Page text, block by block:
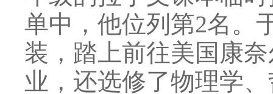
单中，他位列第2名。
装，踏上前往美国康
业，还选修了物理学